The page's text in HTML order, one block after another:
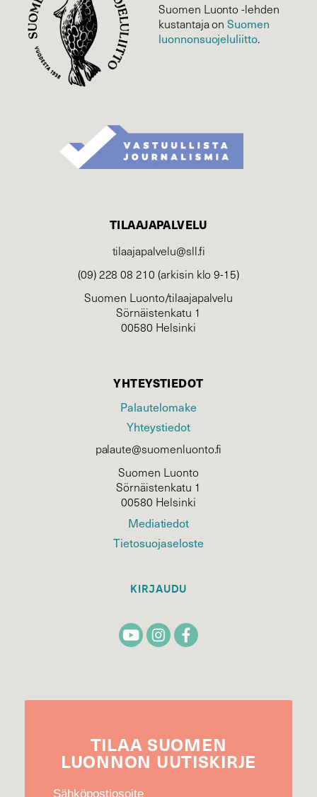
Suomen Luonto -lehden
kustantaja onSuomen
luonnonsuojelu­liitto.
TILAAJAPALVELU
tilaajapalvelu@sll.fi
(09) 228 08 210 (arkisin klo 9-15)
Suomen Luonto/tilaajapalvelu
Sörnäistenkatu 1
00580 Helsinki
YHTEYSTIEDOT
Palautelomake
Yhteystiedot
palaute@suomenluonto.fi
Suomen Luonto
Sörnäistenkatu 1
00580 Helsinki
Mediatiedot
Tietosuojaseloste
KIRJAUDU
TILAA SUOMEN
LUONNON UUTIS­KIRJE
Sähköpostiosoite